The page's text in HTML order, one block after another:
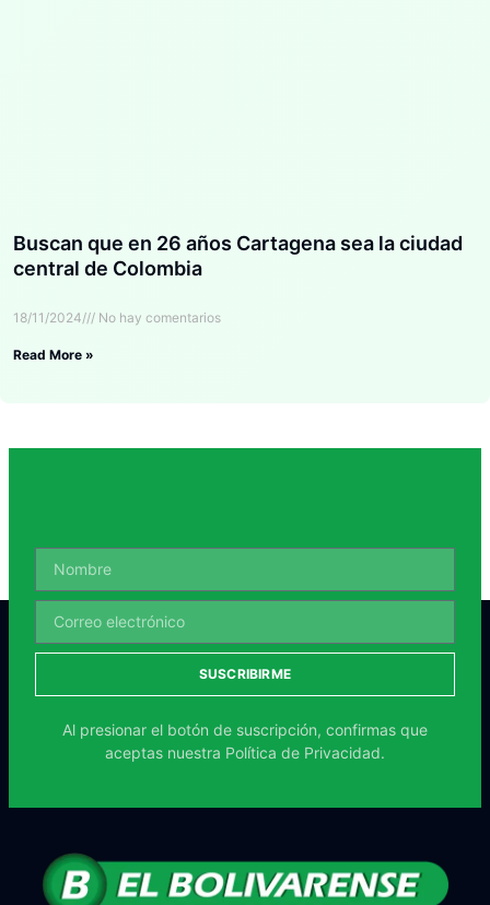
Buscan que en 26 años Cartagena sea la ciudad
central de Colombia
18/11/2024 No hay comentarios
Read More »
SUSCRIBIRME
Al presionar el botón de suscripción, confirmas que
aceptas nuestra Política de Privacidad.